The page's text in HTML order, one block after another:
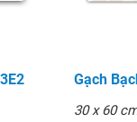
Gạch
30 x 60